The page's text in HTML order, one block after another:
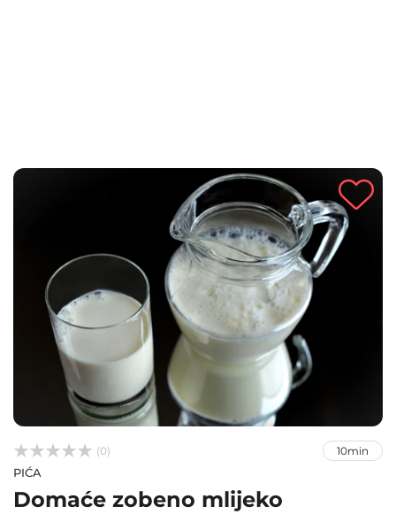


 (0) 10min
PIĆA
Domaće zobeno mlijeko